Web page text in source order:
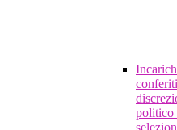
politico